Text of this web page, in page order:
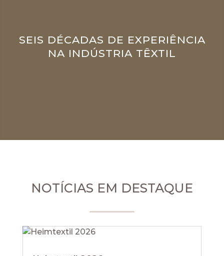
SEIS DÉCADAS DE EXPERIÊNCIA
NA INDÚSTRIA TÊXTIL
NOTÍCIAS EM DESTAQUE